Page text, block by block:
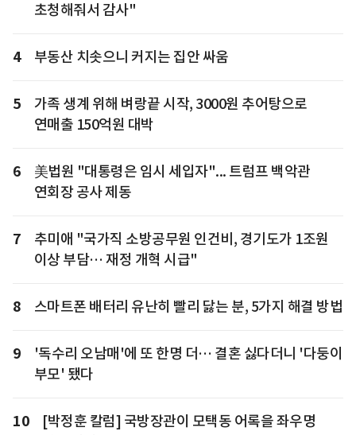
초청해줘서 감사"
4 부동산 치솟으니 커지는 집안 싸움
5
가족 생계 위해 벼랑끝 시작, 3000원 추어탕으로
연매출 150억원 대박
6
美법원 "대통령은 임시 세입자"... 트럼프 백악관
연회장 공사 제동
7
추미애 "국가직 소방공무원 인건비, 경기도가 1조원
이상 부담… 재정 개혁 시급"
8 스마트폰 배터리 유난히 빨리 닳는 분, 5가지 해결 방법
9
'독수리 오남매'에 또 한명 더… 결혼 싫다더니 '다둥이
부모' 됐다
10
[박정훈 칼럼] 국방장관이 모택동 어록을 좌우명